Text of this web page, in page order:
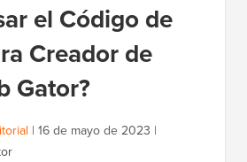
el Código de
Creador de
Gator?
| 16 de mayo de 2023 |